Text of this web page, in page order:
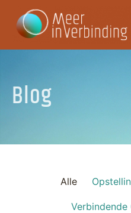
Blog
Blog
Alle